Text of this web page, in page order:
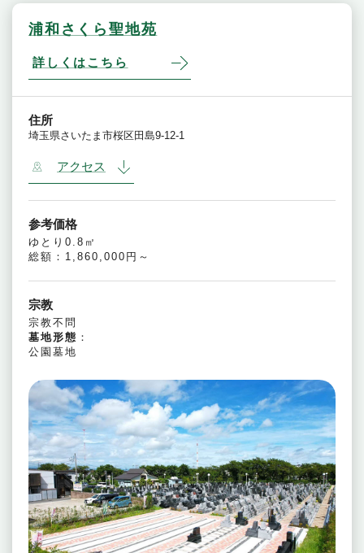
浦和さくら聖地苑
詳しくはこちら
住所
埼玉県さいたま市桜区田島9-12-1
アクセス
参考価格
ゆとり0.8㎡
総額：1,860,000円～
宗教
宗教不問
墓地形態 ：
公園墓地